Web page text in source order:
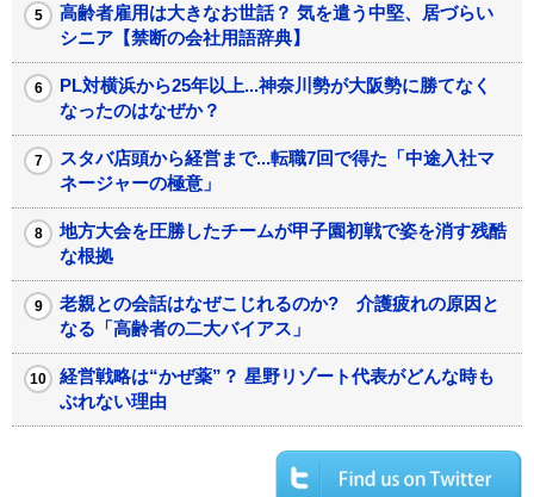
高齢者雇用は大きなお世話？ 気を遣う中堅、居づらい
シニア【禁断の会社用語辞典】
PL対横浜から25年以上...神奈川勢が大阪勢に勝てなく
なったのはなぜか？
スタバ店頭から経営まで...転職7回で得た「中途入社マ
ネージャーの極意」
地方大会を圧勝したチームが甲子園初戦で姿を消す残酷
な根拠
老親との会話はなぜこじれるのか? 介護疲れの原因と
なる「高齢者の二大バイアス」
経営戦略は“かぜ薬”？ 星野リゾート代表がどんな時も
ぶれない理由